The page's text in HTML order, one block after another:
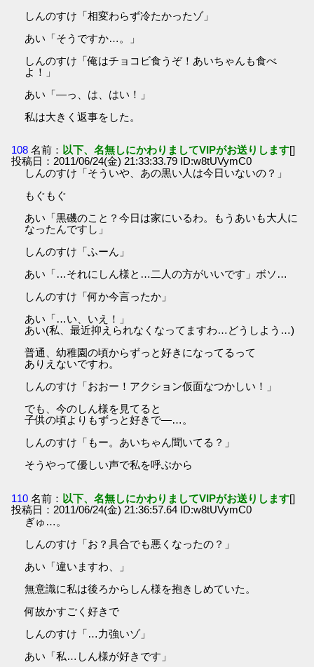
しんのすけ「相変わらず冷たかったゾ」
あい「そうですか…。」
しんのすけ「俺はチョコビ食うぞ！あいちゃんも食べ
よ！」
あい「―っ、は、はい！」
私は大きく返事をした。
108 名前： 以下、名無しにかわりましてVIPがお送りします[]
投稿日：2011/06/24(金) 21:33:33.79 ID:w8tUVymC0
しんのすけ「そういや、あの黒い人は今日いないの？」
もぐもぐ
あい「黒磯のこと？今日は家にいるわ。もうあいも大人に
なったんですし」
しんのすけ「ふーん」
あい「…それにしん様と…二人の方がいいです」ボソ…
しんのすけ「何か今言ったか」
あい「…い、いえ！」
あい(私、最近抑えられなくなってますわ…どうしよう…)
普通、幼稚園の頃からずっと好きになってるって
ありえないですわ。
しんのすけ「おおー！アクション仮面なつかしい！」
でも、今のしん様を見てると
子供の頃よりもずっと好きで―…。
しんのすけ「もー。あいちゃん聞いてる？」
そうやって優しい声で私を呼ぶから
110 名前： 以下、名無しにかわりましてVIPがお送りします[]
投稿日：2011/06/24(金) 21:36:57.64 ID:w8tUVymC0
ぎゅ…。
しんのすけ「お？具合でも悪くなったの？」
あい「違いますわ、」
無意識に私は後ろからしん様を抱きしめていた。
何故かすごく好きで
しんのすけ「…力強いゾ」
あい「私…しん様が好きです」